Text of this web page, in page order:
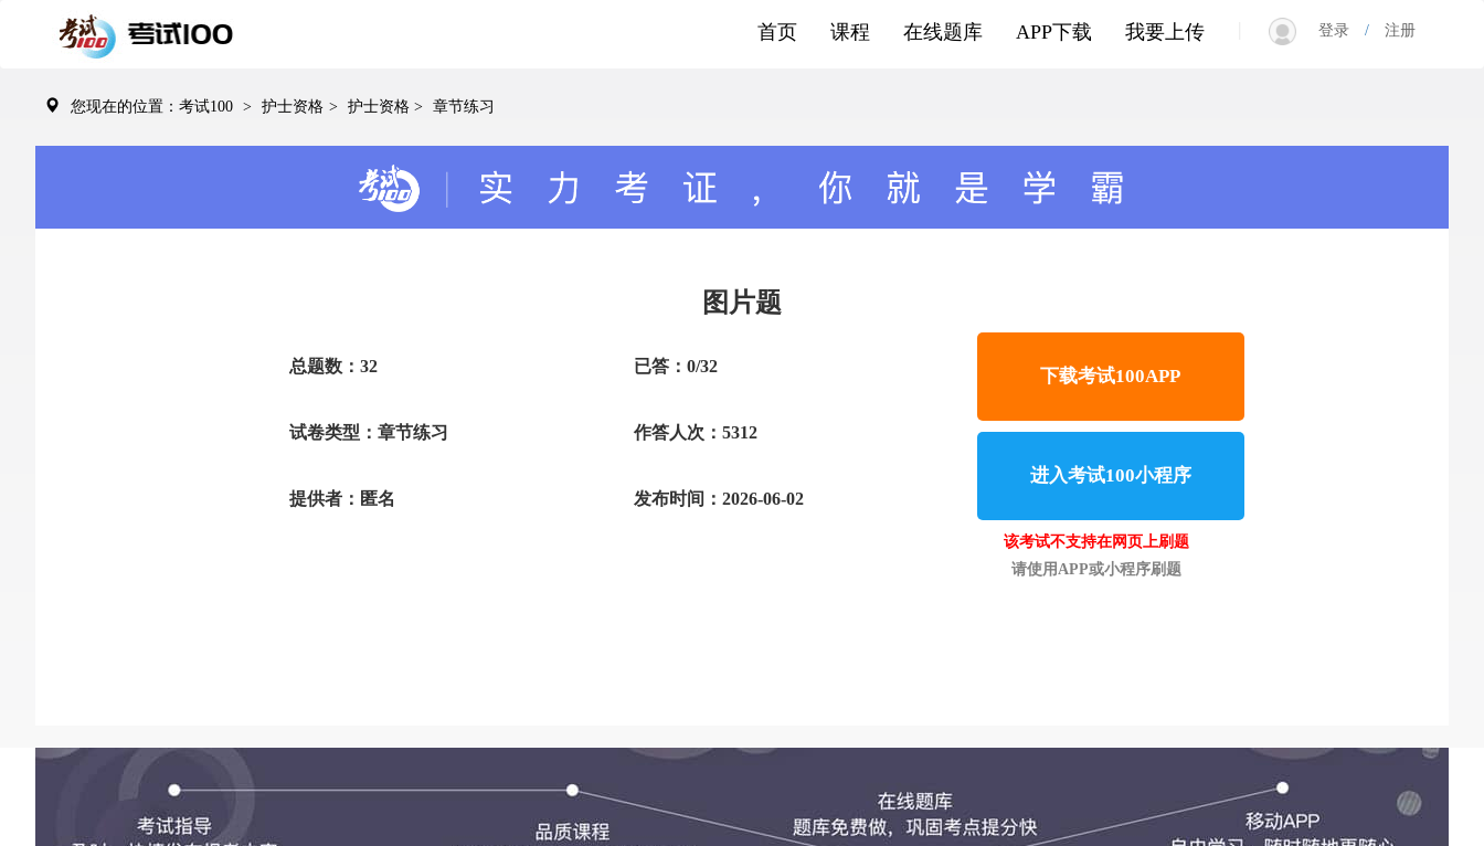
登录 / 注册
我要上传
APP下载
在线题库
课程
首页
您现在的位置：考试100 > 护士资格 > 护士资格 > 章节练习
图片题
总题数：32
试卷类型：章节练习
提供者：匿名
已答：0/32
作答人次：5312
发布时间：2026-06-02
下载考试100APP
进入考试100小程序
该考试不支持在网页上刷题
请使用APP或小程序刷题